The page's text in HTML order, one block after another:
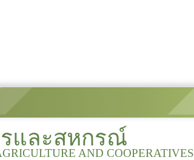
และสหกรณ์
AND COOPERATIVES